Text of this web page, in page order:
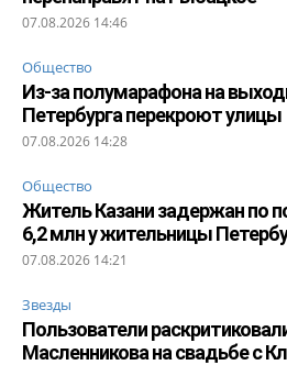
07.08.2026 14:46
Общество
Из-за полумарафона на
Петербурга перекроют улицы
07.08.2026 14:28
Общество
Житель Казани задержан по
6,2 млн у жительницы
07.08.2026 14:21
Звезды
Пользователи
Масленникова на свадьбе с